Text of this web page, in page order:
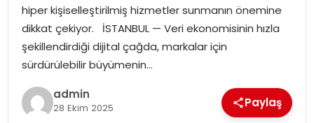
DÜNYA
OTOMOBIL
hiper kişiselleştirilmiş hizmetler sunmanın önemine
dikkat çekiyor. İSTANBUL — Veri ekonomisinin hızla
şekillendirdiği dijital çağda, markalar için
sürdürülebilir büyümenin…
admin
28 Ekim 2025 Paylaş